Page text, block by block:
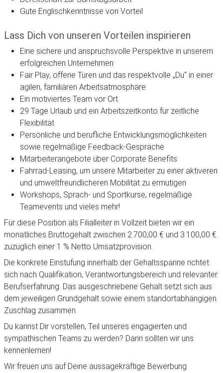
Gute Englischkenntnisse von Vorteil
Lass Dich von unseren Vorteilen inspirieren
Eine sichere und anspruchsvolle Perspektive in unserem
erfolgreichen Unternehmen
Fair Play, offene Türen und das respektvolle „Du“ in einer
agilen, familiären Arbeitsatmosphäre
Ein motiviertes Team vor Ort
29 Tage Urlaub und ein Arbeitszeitkonto für zeitliche
Flexibilität
Persönliche und berufliche Entwicklungsmöglichkeiten
sowie regelmäßige Feedback-Gespräche
Mitarbeiterangebote über Corporate Benefits
Fahrrad-Leasing, um unsere Mitarbeiter zu einer aktiveren
und umweltfreundlicheren Mobilität zu ermutigen
Workshops, Sprach- und Sportkurse, regelmäßige
Teamevents und vieles mehr!
Für diese Position als Filialleiter in Vollzeit bieten wir ein
monatliches Bruttogehalt zwischen 2.700,00 € und 3.100,00 €
zuzüglich einer 1 % Netto Umsatzprovision.
Die konkrete Einstufung innerhalb der Gehaltsspanne richtet
sich nach Qualifikation, Verantwortungsbereich und relevanter
Berufserfahrung. Das ausgeschriebene Gehalt setzt sich aus
dem jeweiligen Grundgehalt sowie einem standortabhängigen
Zuschlag zusammen.
Du kannst Dir vorstellen, Teil unseres engagierten und
sympathischen Teams zu werden? Dann sollten wir uns
kennenlernen!
Wir freuen uns auf Deine aussagekräftige Bewerbung